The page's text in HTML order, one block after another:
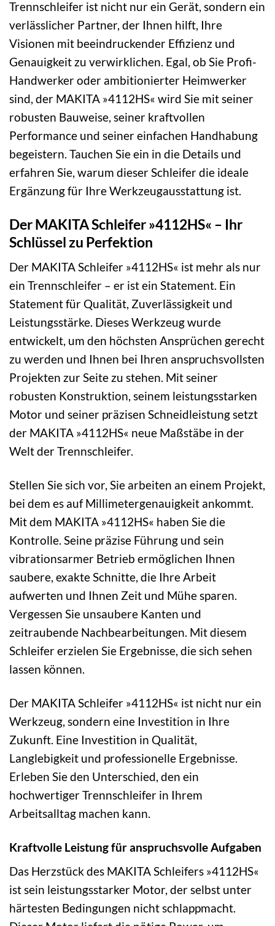
Trennschleifer ist nicht nur ein Gerät, sondern ein
verlässlicher Partner, der Ihnen hilft, Ihre
Visionen mit beeindruckender Effizienz und
Genauigkeit zu verwirklichen. Egal, ob Sie Profi-
Handwerker oder ambitionierter Heimwerker
sind, der MAKITA »4112HS« wird Sie mit seiner
robusten Bauweise, seiner kraftvollen
Performance und seiner einfachen Handhabung
begeistern. Tauchen Sie ein in die Details und
erfahren Sie, warum dieser Schleifer die ideale
Ergänzung für Ihre Werkzeugausstattung ist.
Der MAKITA Schleifer »4112HS« – Ihr
Schlüssel zu Perfektion
Der MAKITA Schleifer »4112HS« ist mehr als nur
ein Trennschleifer – er ist ein Statement. Ein
Statement für Qualität, Zuverlässigkeit und
Leistungsstärke. Dieses Werkzeug wurde
entwickelt, um den höchsten Ansprüchen gerecht
zu werden und Ihnen bei Ihren anspruchsvollsten
Projekten zur Seite zu stehen. Mit seiner
robusten Konstruktion, seinem leistungsstarken
Motor und seiner präzisen Schneidleistung setzt
der MAKITA »4112HS« neue Maßstäbe in der
Welt der Trennschleifer.
Stellen Sie sich vor, Sie arbeiten an einem Projekt,
bei dem es auf Millimetergenauigkeit ankommt.
Mit dem MAKITA »4112HS« haben Sie die
Kontrolle. Seine präzise Führung und sein
vibrationsarmer Betrieb ermöglichen Ihnen
saubere, exakte Schnitte, die Ihre Arbeit
aufwerten und Ihnen Zeit und Mühe sparen.
Vergessen Sie unsaubere Kanten und
zeitraubende Nachbearbeitungen. Mit diesem
Schleifer erzielen Sie Ergebnisse, die sich sehen
lassen können.
Der MAKITA Schleifer »4112HS« ist nicht nur ein
Werkzeug, sondern eine Investition in Ihre
Zukunft. Eine Investition in Qualität,
Langlebigkeit und professionelle Ergebnisse.
Erleben Sie den Unterschied, den ein
hochwertiger Trennschleifer in Ihrem
Arbeitsalltag machen kann.
Kraftvolle Leistung für anspruchsvolle Aufgaben
Das Herzstück des MAKITA Schleifers »4112HS«
ist sein leistungsstarker Motor, der selbst unter
härtesten Bedingungen nicht schlappmacht.